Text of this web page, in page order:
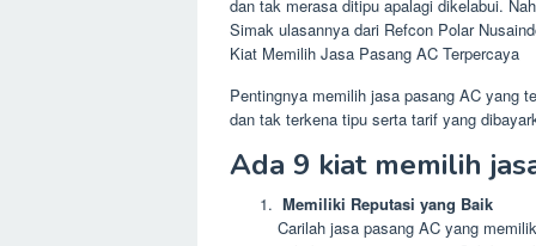
dan tak merasa ditipu apalagi dikelabui.
Simak ulasannya dari Refcon Polar
Kiat Memilih Jasa Pasang AC Terpercaya
Pentingnya memilih jasa pasang AC yang
dan tak terkena tipu serta tarif yang
Ada 9 kiat memilih
Memiliki Reputasi yang Baik
Carilah jasa pasang AC yang